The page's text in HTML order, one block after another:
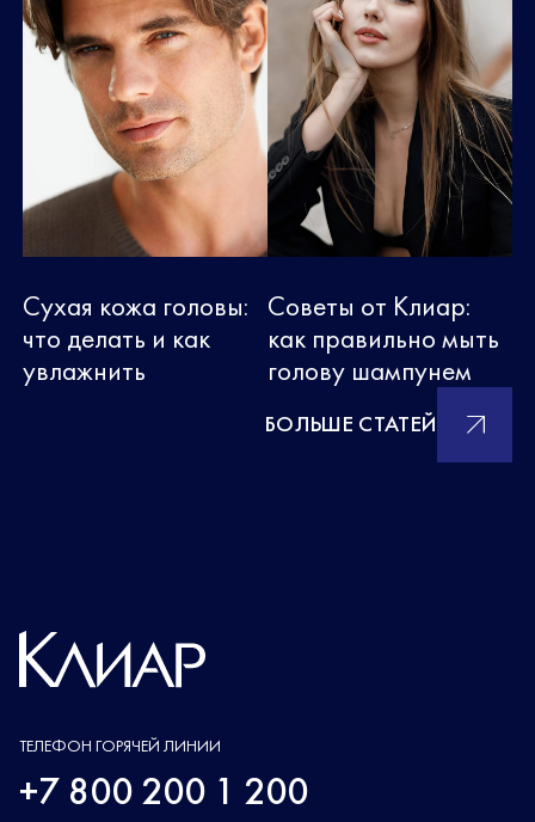
БОЛЬШЕ СТАТЕЙ
Сухая кожа головы:
что делать и как
увлажнить
Cоветы от Клиар:
как правильно мыть
голову шампунем
ТЕЛЕФОН ГОРЯЧЕЙ ЛИНИИ
+7 800 200 1 200